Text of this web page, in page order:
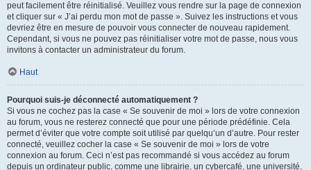
peut facilement être réinitialisé. Veuillez vous rendre sur la page de connexion
et cliquer sur « J’ai perdu mon mot de passe ». Suivez les instructions et vous
devriez être en mesure de pouvoir vous connecter de nouveau rapidement.
Cependant, si vous ne pouvez pas réinitialiser votre mot de passe, nous vous
invitons à contacter un administrateur du forum.
Haut
Pourquoi suis-je déconnecté automatiquement ?
Si vous ne cochez pas la case « Se souvenir de moi » lors de votre connexion
au forum, vous ne resterez connecté que pour une période prédéfinie. Cela
permet d’éviter que votre compte soit utilisé par quelqu’un d’autre. Pour rester
connecté, veuillez cocher la case « Se souvenir de moi » lors de votre
connexion au forum. Ceci n’est pas recommandé si vous accédez au forum
depuis un ordinateur public, comme une librairie, un cybercafé, une université,